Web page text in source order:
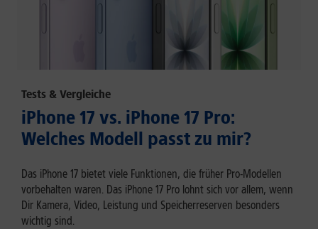
Tests & Vergleiche
iPhone 17 vs. iPhone 17 Pro:
Welches Modell passt zu mir?
Das iPhone 17 bietet viele Funktionen, die früher Pro-Modellen
vorbehalten waren. Das iPhone 17 Pro lohnt sich vor allem, wenn
Dir Kamera, Video, Leistung und Speicherreserven besonders
wichtig sind.